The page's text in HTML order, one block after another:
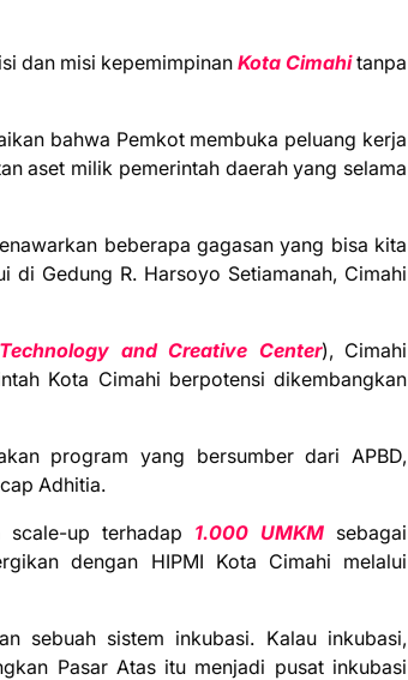
dan misi kepemimpinan Kota Cimahitanpa
bahwa Pemkot membuka peluang kerja
aset milik pemerintah daerah yang selama
beberapa gagasan yang bisa kita
di Gedung R. Harsoyo Setiamanah, Cimahi
and Creative Center), Cimahi
Kota Cimahi berpotensi dikembangkan
program yang bersumber dari APBD,
Adhitia.
scale-up terhadap 1.000 UMKM sebagai
dengan HIPMI Kota Cimahi melalui
sebuah sistem inkubasi. Kalau inkubasi,
Pasar Atas itu menjadi pusat inkubasi